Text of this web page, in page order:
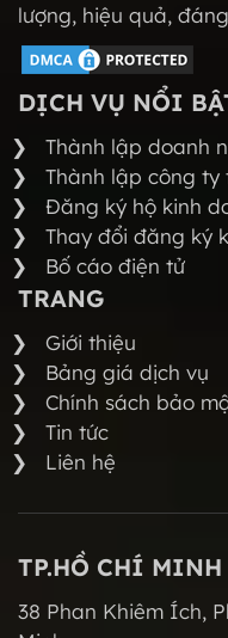
lượng, hiệu quả,
DỊCH VỤ NỔI
Thành lập doanh
Thành lập công ty
Đăng ký hộ kinh
Thay đổi đăng ký
Bố cáo điện tử
TRANG
Giới thiệu
Bảng giá dịch vụ
Chính sách bảo
Tin tức
Liên hệ
TP.HỒ CHÍ MINH
38 Phan Khiêm Ích,